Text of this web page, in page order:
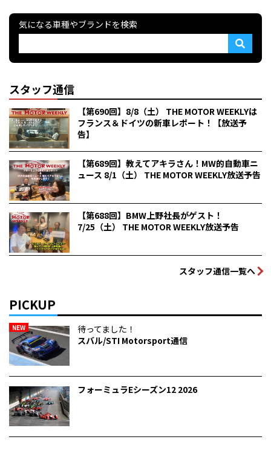
気になる車種やブランドを検索
スタッフ通信
【第690回】8/8（土） THE MOTOR WEEKLYは
フランス＆ドイツの新車レポート！【放送予
告】
【第689回】教えてアキラさん！MW的自動車ニ
ュース 8/1（土） THE MOTOR WEEKLY放送予告
【第688回】BMW上野社長がゲスト！
7/25（土） THE MOTOR WEEKLY放送予告
スタッフ通信一覧へ
PICKUP
NEW
待ってました！
スバル/STI Motorsport通信
フォーミュラEシーズン12 2026